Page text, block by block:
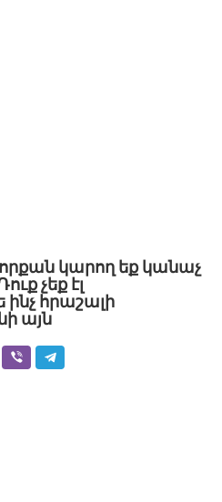
որքան կարող եք կանաչ
չեք էլ
հրաշալի
այն